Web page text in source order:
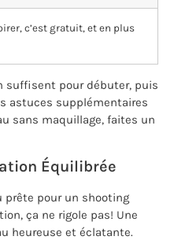
c’est gratuit, et en plus
suffisent pour débuter, puis
astuces supplémentaires
sans maquillage, faites un
Équilibrée
prête pour un shooting
ça ne rigole pas! Une
heureuse et éclatante.